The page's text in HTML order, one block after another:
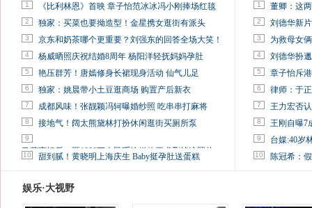
1 《比利林恩》首映 章子怡范冰冰冯小刚捧场红毯
2 独家：买菜也要拗造型！金星携女逛街有派头
3 京东和奶茶哪个更重要？刘强东的回答全场大笑！
4 杨威晒照庆祝结婚8周年 杨阳洋轻抚妈妈孕肚
5 艳压群芳！唐嫣修身长裙现身活动 仙气儿足
6 独家：姚晨带小土豆逛商场 购置产后新衣
7 成都风味！张靓颖冯轲曝婚纱照 吃串串打麻将
8 接地气！阔太熊黛林打扮休闲逛街买厕所泵
9
马蓉离婚后，砸1000万人民币给媒体要求删掉这照片
10 甜到腻！黄晓明上海庆生 Baby挺孕肚送蛋糕
1 董卿：这
2 刘德华新
3 为救母女
4 刘德华扮
5 章子怡斥
6 律师：于
7 王力宏否
8 王刚自曝7
9 台媒:40岁
10 陈冠希：
娱乐·大视野